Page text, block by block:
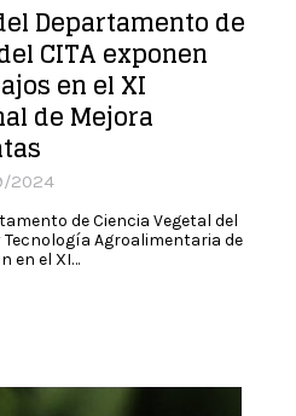
Departamento de
CITA exponen
en el XI
de Mejora
2024
de Ciencia Vegetal del
Agroalimentaria de
en el XI…